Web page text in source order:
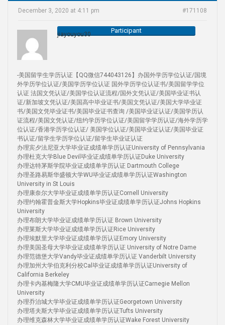
December 3, 2020 at 4:11 pm #171108
jiayouyou30 Participant
-美国留学生学历认证【QQ微信744043126】办国外学历学位认证/国境
外学历学位认证/美国学历学位认证 国外学历学位认证书/美国留学学位
认证 法国文凭认证/美国学位认证流程/国外文凭认证/美国毕业证书认
证/新加坡文凭认证/美国高中毕业证书/美国文凭认证/美国大学毕业证
书/美国文凭毕业证书/美国毕业证书查询 /美国毕业证认证/美国学历认
证流程/美国文凭认证/纽约学历学位认证/美国留学学历认证/海外学历学
位认证/香港学历学位认证/ 美国学位认证/美国毕业证认证/美国毕业证
书认证/留学生学历学位认证/留学生毕业证认证
办理宾夕法尼亚大学毕业证成绩单学历认证University of Pennsylvania
办理杜克大学Blue Devil毕业证成绩单学历认证Duke University
办理达特茅斯学院毕业证成绩单学历认证 Dartmouth College
办理圣路易斯华盛顿大学WU毕业证成绩单学历认证Washington
University in St Louis
办理康奈尔大学毕业证成绩单学历认证Cornell University
办理约翰霍普金斯大学Hopkins毕业证成绩单学历认证Johns Hopkins
University
办理布朗大学毕业证成绩单学历认证 Brown University
办理莱斯大学毕业证成绩单学历认证Rice University
办理埃默里大学毕业证成绩单学历认证Emory University
办理美国圣母大学毕业证成绩单学历认证 University of Notre Dame
办理范德堡大学Vandy毕业证成绩单学历认证 Vanderbilt University
办理加州大学伯克利分校Cal毕业证成绩单学历认证University of
California Berkeley
办理卡内基梅隆大学CMU毕业证成绩单学历认证Carnegie Mellon
University
办理乔治城大学毕业证成绩单学历认证Georgetown University
办理塔夫斯大学毕业证成绩单学历认证Tufts University
办理维克森林大学毕业证成绩单学历认证Wake Forest University